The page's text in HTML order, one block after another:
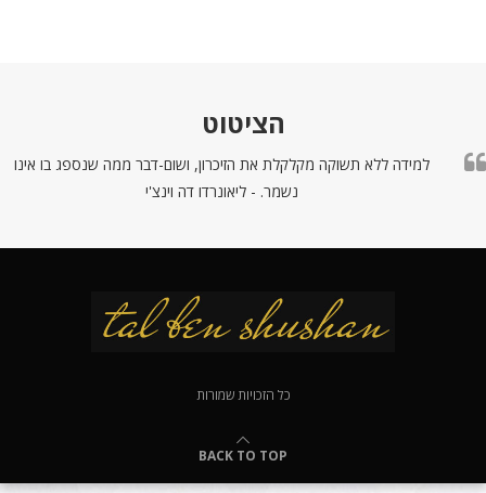
הציטוט
למידה ללא תשוקה מקלקלת את הזיכרון, ושום-דבר ממה שנספג בו אינו
נשמר. - ליאונרדו דה וינצ'י
כל הזכויות שמורות
BACK TO TOP